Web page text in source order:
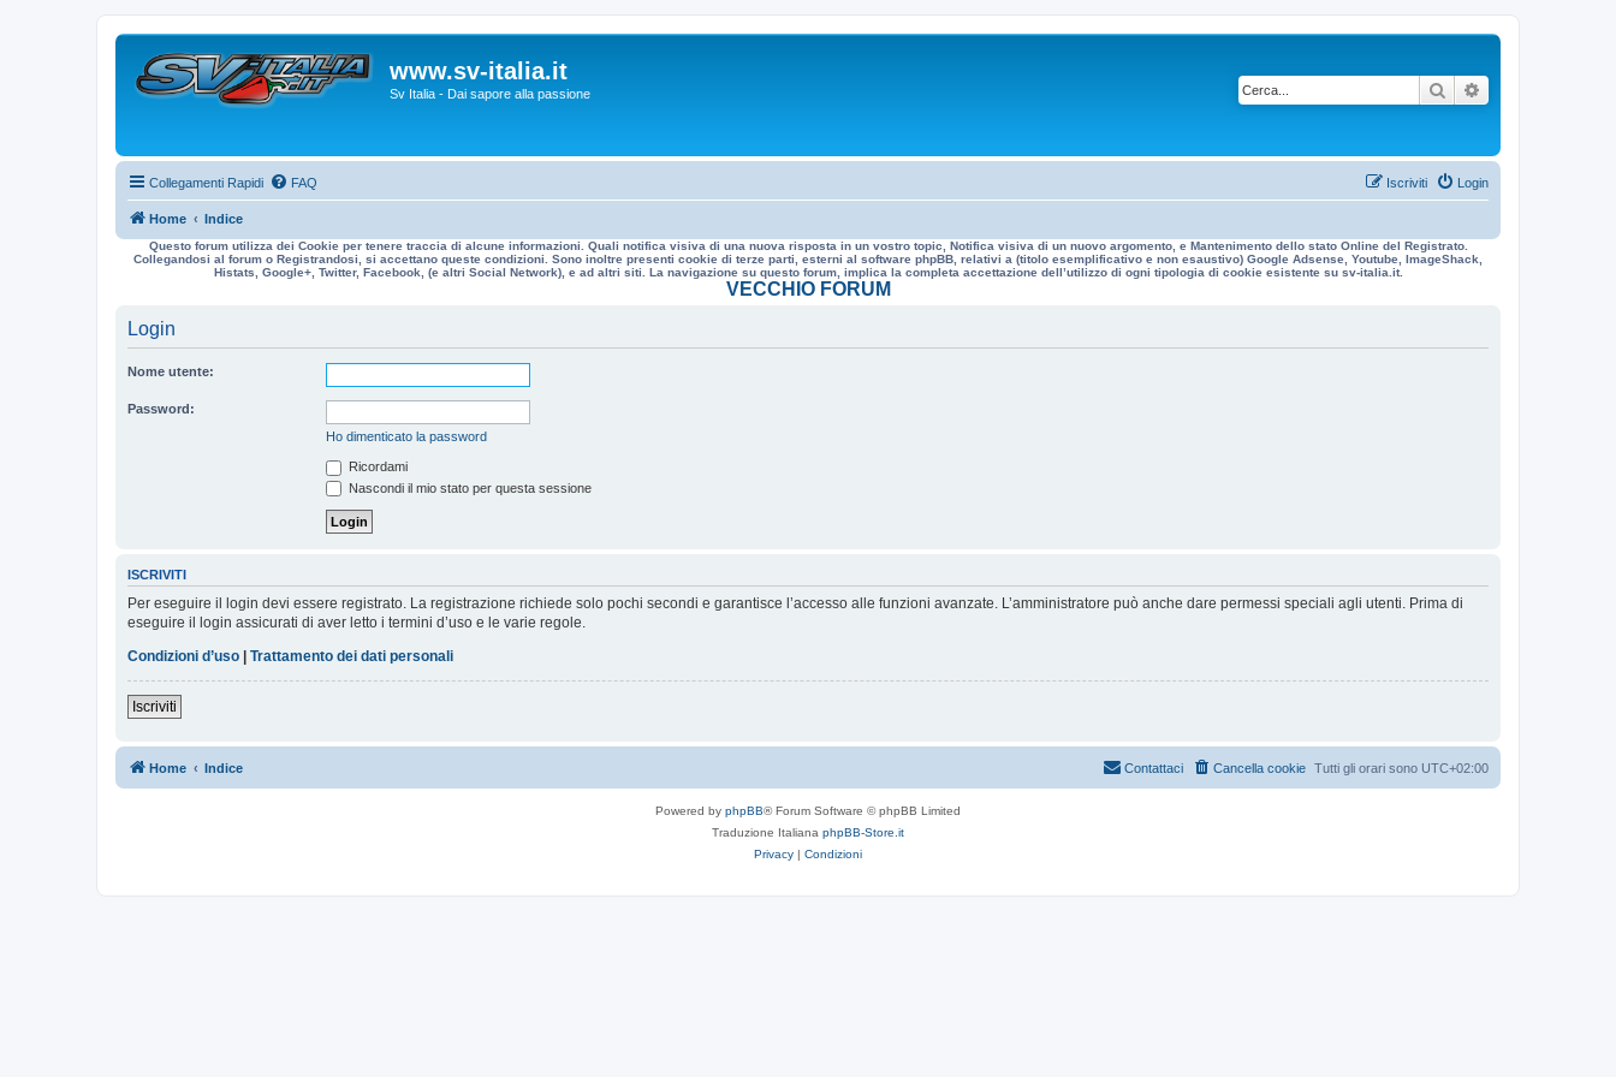
www.sv-italia.it
Sv Italia - Dai sapore alla passione Cerca
Collegamenti Rapidi FAQ Login
Iscriviti
Home Indice
Questo forum utilizza dei Cookie per tenere traccia di alcune informazioni. Quali notifica visiva di una nuova risposta in un vostro topic, Notifica visiva di un nuovo argomento, e Mantenimento dello stato Online del Registrato.
Collegandosi al forum o Registrandosi, si accettano queste condizioni. Sono inoltre presenti cookie di terze parti, esterni al software phpBB, relativi a (titolo esemplificativo e non esaustivo) Google Adsense, Youtube, ImageShack,
Histats, Google+, Twitter, Facebook, (e altri Social Network), e ad altri siti. La navigazione su questo forum, implica la completa accettazione dell’utilizzo di ogni tipologia di cookie esistente su sv-italia.it.
VECCHIO FORUM
Login
Nome utente:
Password:
Ho dimenticato la password
Ricordami
Nascondi il mio stato per questa sessione
ISCRIVITI
Per eseguire il login devi essere registrato. La registrazione richiede solo pochi secondi e garantisce l’accesso alle funzioni avanzate. L’amministratore può anche dare permessi speciali agli utenti. Prima di
eseguire il login assicurati di aver letto i termini d’uso e le varie regole.
Condizioni d’uso | Trattamento dei dati personali
Iscriviti
Home Indice Tutti gli orari sono UTC+02:00
Cancella cookie
Contattaci
Powered by phpBB® Forum Software © phpBB Limited
Traduzione Italiana phpBB-Store.it
Privacy | Condizioni